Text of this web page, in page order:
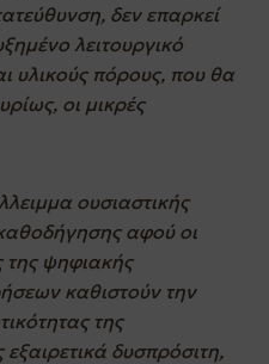
δεν επαρκεί
λειτουργικό
υλικούς πόρους, που θα
οι μικρές
ουσιαστικής
αφού οι
της ψηφιακής
καθιστούν την
της
δυσπρόσιτη,